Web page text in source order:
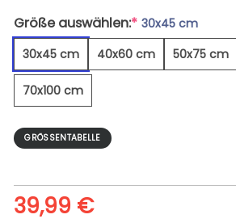
Größe auswählen:* 30x45 cm
30x45 cm
40x60 cm 50x75 cm
70x100 cm
GRÖSSENTABELLE
39,99 €